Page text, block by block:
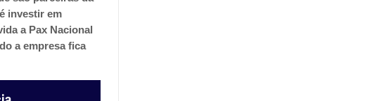
investir em
a Pax Nacional
a empresa fica